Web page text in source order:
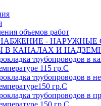
объемов работ
- НАРУЖНЫЕ
В КАНАЛАХ И
трубопроводов в
115 гр.С
трубопроводов в
гр.С
трубопроводов в
150 гр.С